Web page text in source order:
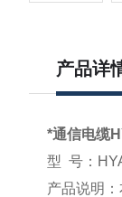
产品详
*通信电缆
型 号：
产品说明